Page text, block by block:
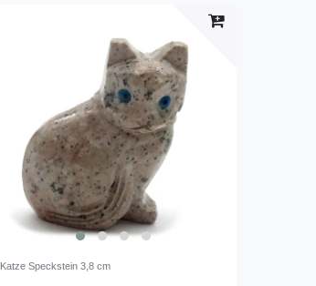
Katze Speckstein 3,8 cm